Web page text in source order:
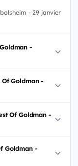
- 29 janvier
-
Goldman -
Of Goldman -
Goldman -